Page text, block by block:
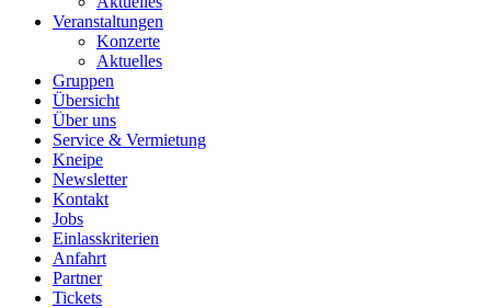
Veranstaltungen
Konzerte
Aktuelles
Gruppen
Übersicht
Über uns
Service & Vermietung
Kneipe
Newsletter
Kontakt
Jobs
Einlasskriterien
Anfahrt
Partner
Tickets